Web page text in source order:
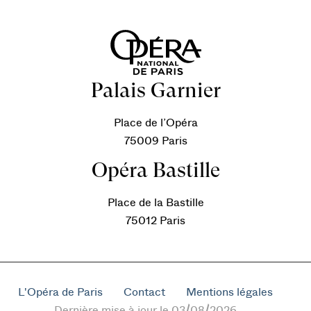
Palais Garnier
Place de l’Opéra
75009 Paris
Opéra Bastille
Place de la Bastille
75012 Paris
L'Opéra de Paris Contact
Mentions légales